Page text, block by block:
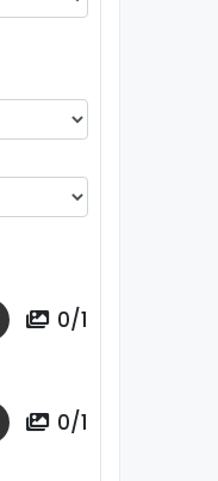
0/1
0/1